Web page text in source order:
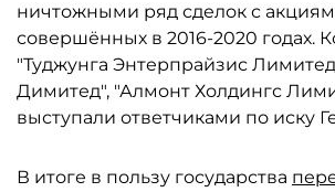
ничтожными ряд сделок с
совершённых в 2016-2020 годах.
"Туджунга Энтерпрайзис
Димитед", "Алмонт Холдингс
выступали ответчиками по иску
В итоге в пользу государства